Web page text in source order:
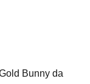
Bunny da